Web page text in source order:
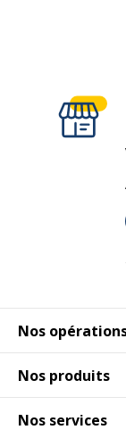
Nos
Nos produits
Nos services